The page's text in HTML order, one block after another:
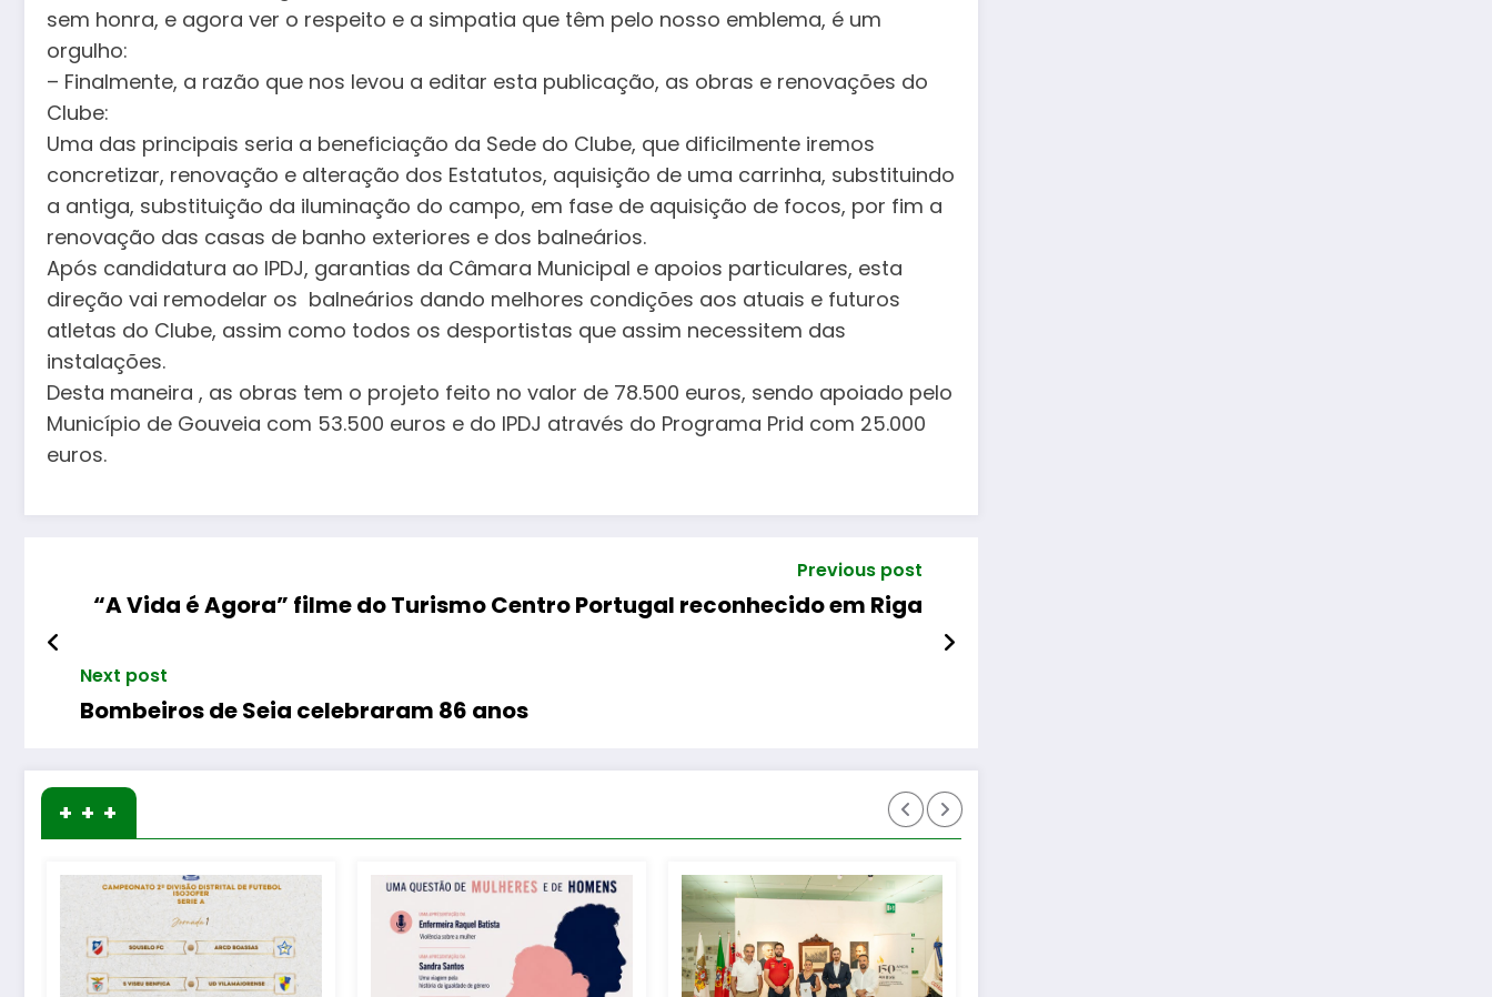
sem honra, e agora ver o respeito e a simpatia que têm pelo nosso emblema, é um
orgulho:
– Finalmente, a razão que nos levou a editar esta publicação, as obras e renovações do
Clube:
Uma das principais seria a beneficiação da Sede do Clube, que dificilmente iremos
concretizar, renovação e alteração dos Estatutos, aquisição de uma carrinha, substituindo
a antiga, substituição da iluminação do campo, em fase de aquisição de focos, por fim a
renovação das casas de banho exteriores e dos balneários.
Após candidatura ao IPDJ, garantias da Câmara Municipal e apoios particulares, esta
direção vai remodelar os balneários dando melhores condições aos atuais e futuros
atletas do Clube, assim como todos os desportistas que assim necessitem das
instalações.
Desta maneira , as obras tem o projeto feito no valor de 78.500 euros, sendo apoiado pelo
Município de Gouveia com 53.500 euros e do IPDJ através do Programa Prid com 25.000
euros.
Previous post
“A Vida é Agora” filme do Turismo Centro Portugal reconhecido em Riga
Next post
Bombeiros de Seia celebraram 86 anos
+ + +